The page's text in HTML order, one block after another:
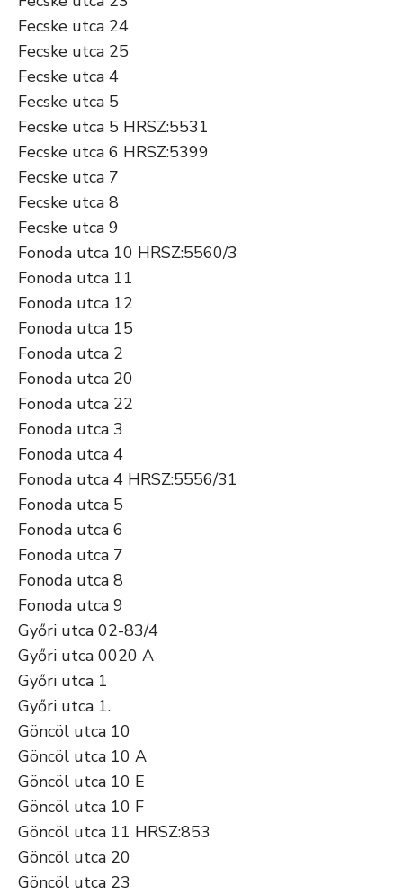
Fecske utca 24
Fecske utca 25
Fecske utca 4
Fecske utca 5
Fecske utca 5 HRSZ:5531
Fecske utca 6 HRSZ:5399
Fecske utca 7
Fecske utca 8
Fecske utca 9
Fonoda utca 10 HRSZ:5560/3
Fonoda utca 11
Fonoda utca 12
Fonoda utca 15
Fonoda utca 2
Fonoda utca 20
Fonoda utca 22
Fonoda utca 3
Fonoda utca 4
Fonoda utca 4 HRSZ:5556/31
Fonoda utca 5
Fonoda utca 6
Fonoda utca 7
Fonoda utca 8
Fonoda utca 9
Győri utca 02-83/4
Győri utca 0020 A
Győri utca 1
Győri utca 1.
Göncöl utca 10
Göncöl utca 10 A
Göncöl utca 10 E
Göncöl utca 10 F
Göncöl utca 11 HRSZ:853
Göncöl utca 20
Göncöl utca 23